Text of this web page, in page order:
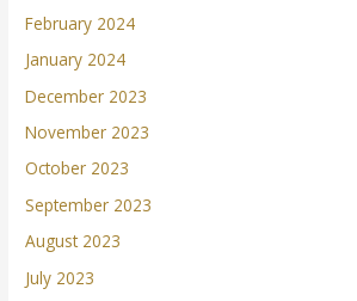
February 2024
January 2024
December 2023
November 2023
October 2023
September 2023
August 2023
July 2023